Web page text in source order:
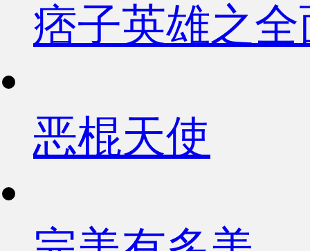
痞子英雄之
恶棍天使